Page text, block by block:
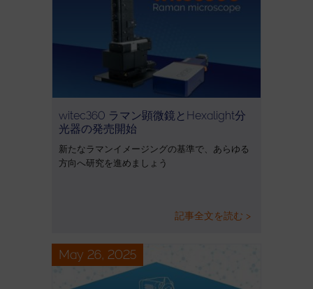
witec360 ラマン顕微鏡とHexalight分
光器の発売開始
新たなラマンイメージングの基準で、あらゆる
方向へ研究を進めましょう
記事全文を読む >
May 26, 2025